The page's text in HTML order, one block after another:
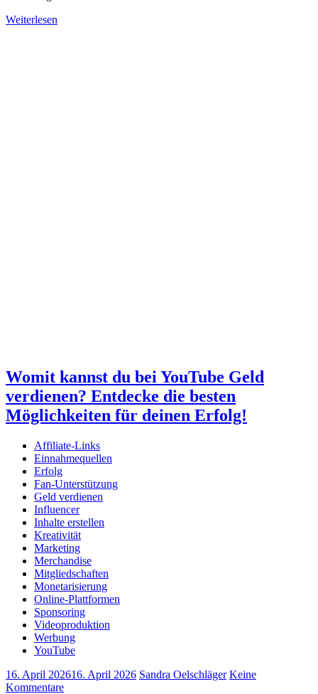
Weiterlesen
Womit kannst du bei YouTube Geld
verdienen? Entdecke die besten
Möglichkeiten für deinen Erfolg!
Affiliate-Links
Einnahmequellen
Erfolg
Fan-Unterstützung
Geld verdienen
Influencer
Inhalte erstellen
Kreativität
Marketing
Merchandise
Mitgliedschaften
Monetarisierung
Online-Plattformen
Sponsoring
Videoproduktion
Werbung
YouTube
16. April 202616. April 2026 Sandra Oelschläger Keine
Kommentare